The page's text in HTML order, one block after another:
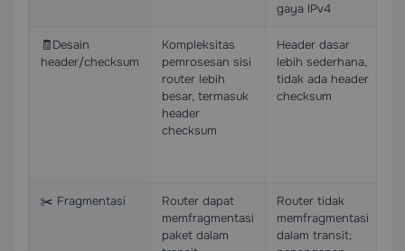
gaya IPv4
🧾Desain
header/checksum
Kompleksitas
pemrosesan sisi
router lebih
besar, termasuk
header
checksum
Header dasar
lebih sederhana,
tidak ada header
checksum
✂️ Fragmentasi
Router dapat
memfragmentasi
paket dalam
Router tidak
memfragmentasi
dalam transit;